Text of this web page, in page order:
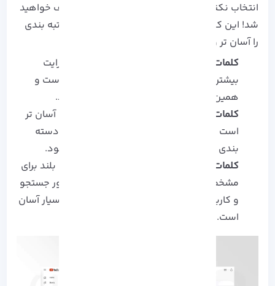
انتخاب نکنید، به احتمال زیاد از دور رقابت ها حذف خواهید
شد! این کلمات به 3 دسته تقسیم می شوند که رتبه بندی
را آسان تر و سریع تر می کند:
کلمات کلیدی اصلی:
استفاده از این کلمات درایت
بیشتری می خواهد زیرا رقابت در آن ها زیاد است و
همین موضوع رتبه بندی را مشکل تر می کند.
کلمات کلیدی ثانویه:
رتبه بندی در این کلمات آسان تر
است و رقابت کمتری دارند، همین امر موجب دسته
بندی بهتر محتوا شما در نتایج جستجو می شود.
کلمات کلیدی دم بلند:
این اصطلاحی از عبارت بلند برای
مشخص تر کردن محتوا از دید ربات های موتور جستجو
و کاربران است که کسب رتبه در این عبارات بسیار آسان
است.